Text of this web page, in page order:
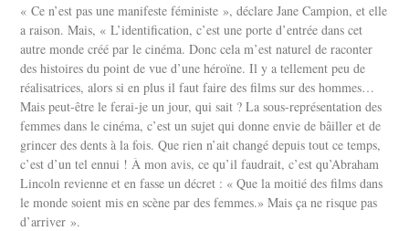
« Ce n’est pas une manifeste féministe », déclare Jane Campion, et elle
a raison. Mais, « L’identification, c’est une porte d’entrée dans cet
autre monde créé par le cinéma. Donc cela m’est naturel de raconter
des histoires du point de vue d’une héroïne. Il y a tellement peu de
réalisatrices, alors si en plus il faut faire des films sur des hommes…
Mais peut-être le ferai-je un jour, qui sait ? La sous-représentation des
femmes dans le cinéma, c’est un sujet qui donne envie de bâiller et de
grincer des dents à la fois. Que rien n’ait changé depuis tout ce temps,
c’est d’un tel ennui ! À mon avis, ce qu’il faudrait, c’est qu’Abraham
Lincoln revienne et en fasse un décret : « Que la moitié des films dans
le monde soient mis en scène par des femmes.» Mais ça ne risque pas
d’arriver ».